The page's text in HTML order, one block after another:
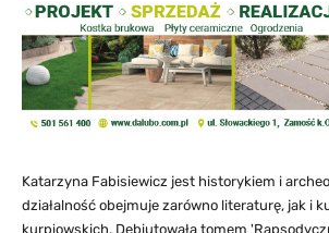
Katarzyna Fabisiewicz jest historykiem i
działalność obejmuje zarówno literaturę, jak i
kurpiowskich. Debiutowała tomem